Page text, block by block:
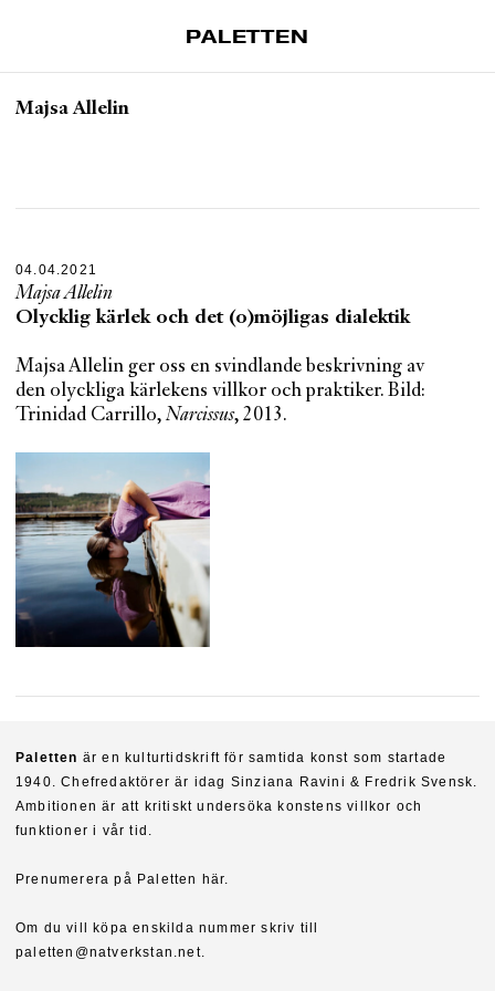
PALETTEN
Om Paletten
Nyhetsbrev
Sök
Majsa Allelin
04.04.2021
Majsa Allelin
Olycklig kärlek och det (o)möjligas dialektik
Majsa Allelin ger oss en svindlande beskrivning av
den olyckliga kärlekens villkor och praktiker. Bild:
Trinidad Carrillo, Narcissus, 2013.
Paletten är en kulturtidskrift för samtida konst som startade
1940. Chefredaktörer är idag Sinziana Ravini & Fredrik Svensk.
Ambitionen är att kritiskt undersöka konstens villkor och
funktioner i vår tid.
Prenumerera på Paletten här.
Om du vill köpa enskilda nummer skriv till
paletten@natverkstan.net.